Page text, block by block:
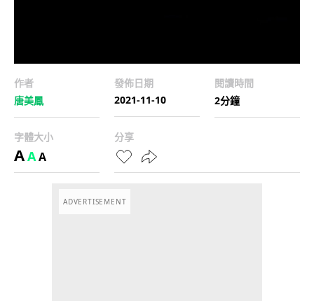
作者
唐美鳳
發佈日期
2021-11-10
閱讀時間
2分鐘
字體大小
AAA
分享
ADVERTISEMENT